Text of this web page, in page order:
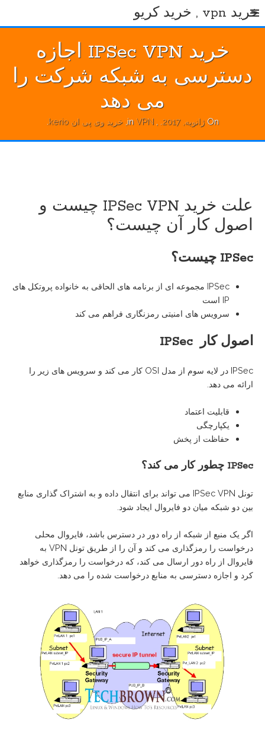
toخرید vpn , خرید کریو
خرید IPSec VPN اجازه
دسترسی به شبکه شرکت را
می دهد
On ژانویه, 2017 , in
VPN
,خرید وی پی ان kerio
علت خرید IPSec VPN چیست و
اصول کار آن چیست؟
IPSec چیست؟
IPSec مجموعه ای از برنامه های الحاقی به خانواده پروتکل های
IP است
سرویس های امنیتی رمزنگاری فراهم می کند
اصول کار IPSec
IPSec در لایه سوم از مدل OSI کار می کند و سرویس های زیر را
ارائه می دهد.
قابلیت اعتماد
یکپارچگی
حفاظت از پخش
IPSec چطور کار می کند؟
تونل IPSec VPN می تواند برای انتقال داده و به اشتراک گذاری منابع
بین دو شبکه میان دو فایروال ایجاد شود.
اگر یک منبع از شبکه از راه دور در دسترس باشد، فایروال محلی
درخواست را رمزگذاری می کند و آن را از طریق تونل VPN به
فایروال از راه دور ارسال می کند، که درخواست را رمزگذاری خواهد
کرد و اجازه دسترسی به منابع درخواست شده را می دهد.